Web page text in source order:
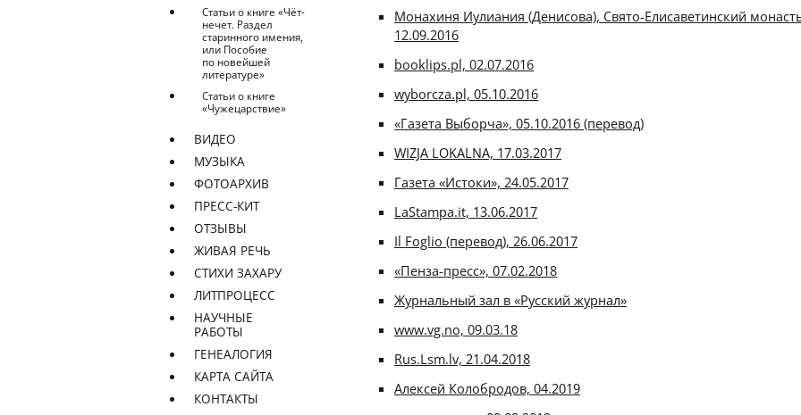
Статьи о книге «Чёт-
нечет. Раздел
старинного имения,
или Пособие
по новейшей
литературе»
Статьи о книге
«Чужецарствие»
ВИДЕО
МУЗЫКА
ФОТОАРХИВ
ПРЕСС-КИТ
ОТЗЫВЫ
ЖИВАЯ РЕЧЬ
СТИХИ ЗАХАРУ
ЛИТПРОЦЕСС
НАУЧНЫЕ
РАБОТЫ
ГЕНЕАЛОГИЯ
КАРТА САЙТА
КОНТАКТЫ
Монахиня Иулиания (Денисова), Свято-Елисаветинский
12.09.2016
booklips.pl, 02.07.2016
wyborcza.pl, 05.10.2016
«Газета Выборча», 05.10.2016 (перевод)
WIZJA LOKALNA, 17.03.2017
Газета «Истоки», 24.05.2017
LaStampa.it, 13.06.2017
Il Foglio (перевод), 26.06.2017
«Пенза-пресс», 07.02.2018
Журнальный зал в «Русский журнал»
www.vg.no, 09.03.18
Rus.Lsm.lv, 21.04.2018
Алексей Колобродов, 04.2019